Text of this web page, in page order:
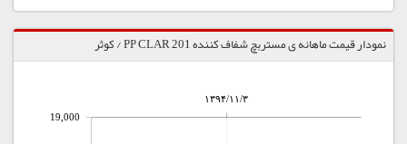
نمودار قیمت ماهانه ی مستربچ شفاف کننده PP CLAR 201 / کوثر
۱۳۹۴/۱۱/۳
19,000